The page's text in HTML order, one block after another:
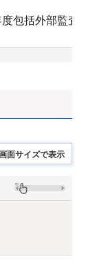
包括外部監査
面サイズで表示